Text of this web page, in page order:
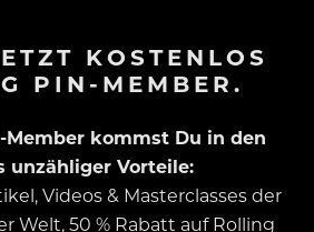
KOSTENLOS
PIN-MEMBER.
Member kommst Du in den
unzähliger Vorteile:
Videos & Masterclasses der
Welt, 50 % Rabatt auf Rolling